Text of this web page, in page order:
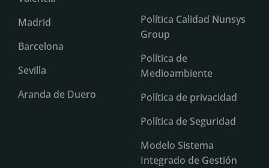
Madrid
Barcelona
Sevilla
Aranda de Duero
Política Calidad Nunsys
Group
Política de
Medioambiente
Política de privacidad
Política de Seguridad
Modelo Sistema
Integrado de Gestión